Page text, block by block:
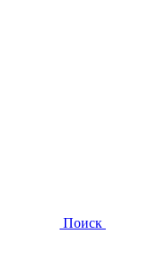
Поиск